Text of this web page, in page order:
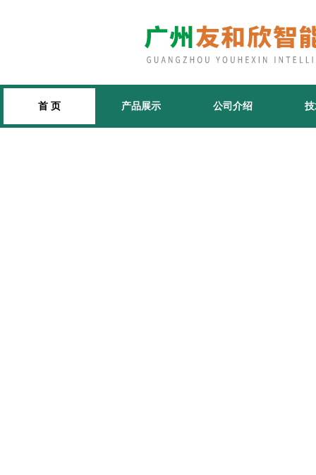
首 页 产品展示 公司介绍